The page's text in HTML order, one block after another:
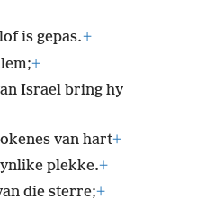
is gepas.+
+
Israel bring hy
van hart+
plekke.+
die sterre;+